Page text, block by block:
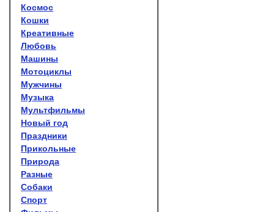
Космос
Кошки
Креативные
Любовь
Машины
Мотоциклы
Мужчины
Музыка
Мультфильмы
Новый год
Праздники
Прикольные
Природа
Разные
Собаки
Спорт